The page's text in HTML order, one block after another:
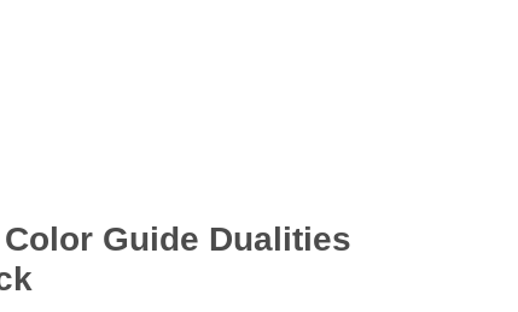
Color Guide Dualities